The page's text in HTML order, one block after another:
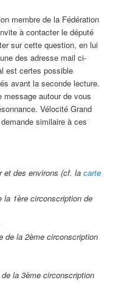
membre de la Fédération
à contacter le député
sur cette question, en lui
des adresse mail ci-
est certes possible
avant la seconde lecture.
message autour de vous
Vélocité Grand
similaire à ces
et des environs (cf. lacarte
la 1ère circonscription de
de la 2ème circonscription
la 3ème circonscription